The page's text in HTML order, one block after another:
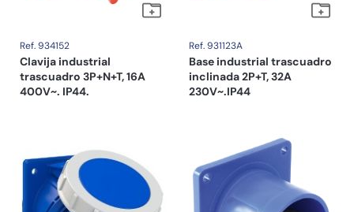
Ref. 934152
Clavija industrial
trascuadro 3P+N+T, 16A
400V~. IP44.
Ref. 931123A
Base industrial trascuadro
inclinada 2P+T, 32A
230V~.IP44